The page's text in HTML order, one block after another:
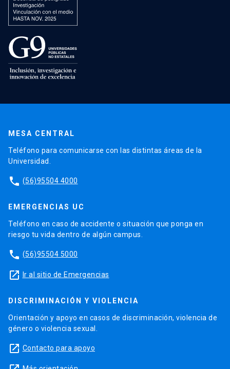
MESA CENTRAL
Teléfono para comunicarse con las distintas áreas de la
Universidad.
phone (56)95504 4000
EMERGENCIAS UC
Teléfono en caso de accidente o situación que ponga en
riesgo tu vida dentro de algún campus.
phone (56)95504 5000
launch Ir al sitio de Emergencias
DISCRIMINACIÓN Y VIOLENCIA
Orientación y apoyo en casos de discriminación, violencia de
género o violencia sexual.
launch Contacto para apoyo